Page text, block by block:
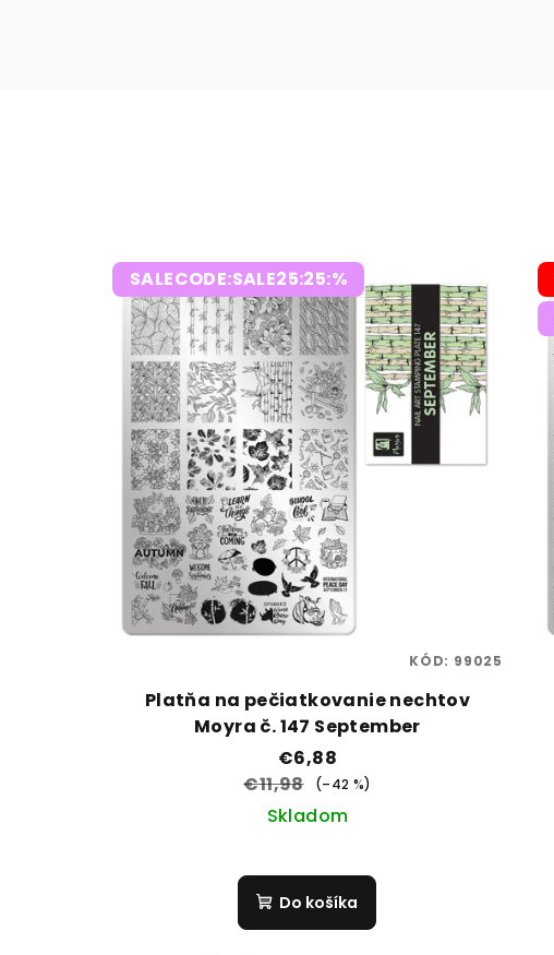
SALECODE:SALE25:25:%
Platňa na pečiatkovanie nechtov
Moyra č. 147 September
€6,88
€11,98
(–42 %)
Skladom
Do košíka
KÓD: 99025